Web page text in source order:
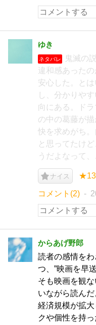
ゆき
ネタバレ
鬼滅の
違和感あった
安心した。と
し、分かりや
向にある。ド
の中の葛藤が
快を求めがち
と思ってたけ
うだよなって
ナイス ★13
コメント(2)
からあげ野郎
読者の感情を
つ、”映画を早
そも映画を観
いながら読ん
経済規模が拡
クや個性を持